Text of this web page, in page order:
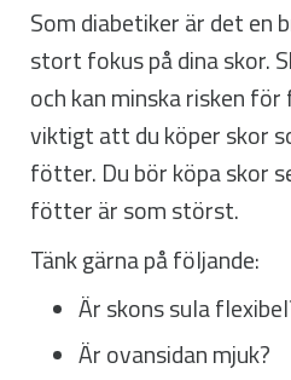
Som diabetiker är det en
stort fokus på dina skor.
och kan minska risken
viktigt att du köper skor
fötter. Du bör köpa skor
fötter är som störst.
Tänk gärna på följande:
Är skons sula
Är ovansidan mjuk?